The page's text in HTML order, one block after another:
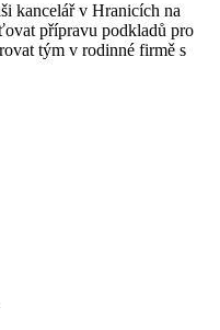
kancelář v Hranicích na
přípravu podkladů pro
tým v rodinné firmě s